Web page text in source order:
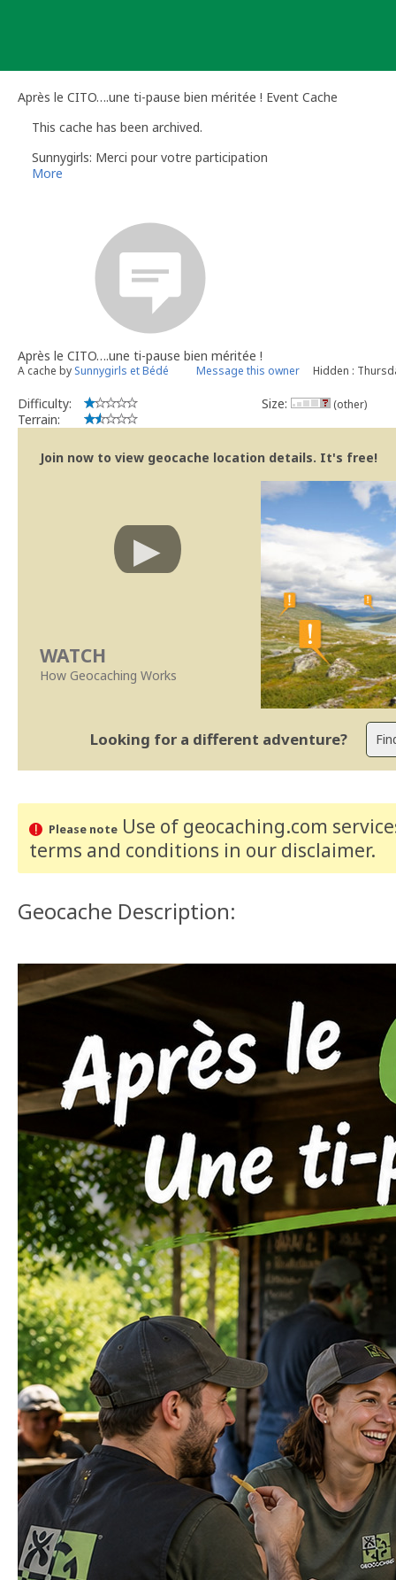
Après le CITO….une ti-pause bien méritée ! Event Cache
This cache has been archived.
Sunnygirls: Merci pour votre participation
More
Après le CITO….une ti-pause bien méritée !
A cache by Sunnygirls et Bédé Message this owner Hidden :
Difficulty:
Terrain:
Size: (other)
Join now to view geocache location details. It's free!
WATCH
How Geocaching Works
Looking for a different adventure?
Please noteUse of geocaching.com
terms and conditions in our disclaimer.
Geocache Description: